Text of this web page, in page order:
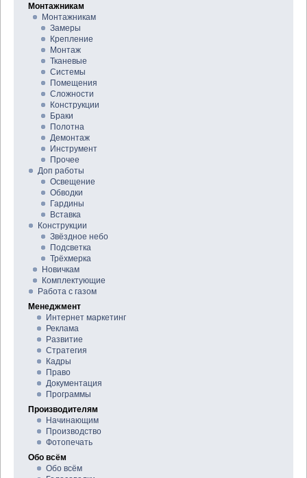
Монтажникам
Монтажникам
Замеры
Крепление
Монтаж
Тканевые
Системы
Помещения
Сложности
Конструкции
Браки
Полотна
Демонтаж
Инструмент
Прочее
Доп работы
Освещение
Обводки
Гардины
Вставка
Конструкции
Звёздное небо
Подсветка
Трёхмерка
Новичкам
Комплектующие
Работа с газом
Менеджмент
Интернет маркетинг
Реклама
Развитие
Стратегия
Кадры
Право
Документация
Программы
Производителям
Начинающим
Производство
Фотопечать
Обо всём
Обо всём